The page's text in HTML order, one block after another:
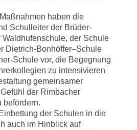
haben die
Schulleiter der Brüder-
Waldhufenschule, der Schule
Dietrich-Bonhöffer–Schule
Schule vor, die Begegnung
zu intensivieren
gemeinsamer
der Rimbacher
befördern.
der Schulen in die
auch im Hinblick auf